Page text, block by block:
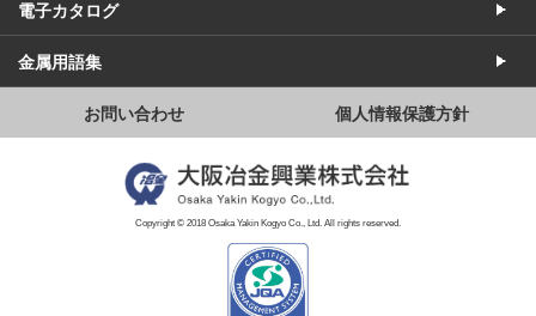
電子カタログ
金属用語集
お問い合わせ 個人情報保護方針
Copyright © 2018 Osaka Yakin Kogyo Co., Ltd. All rights reserved.